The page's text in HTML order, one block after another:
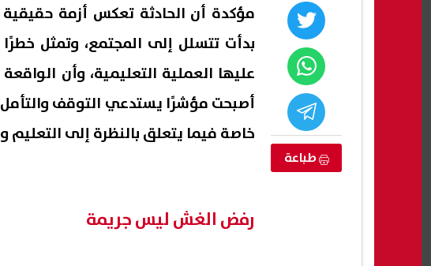
طباعة
مؤكدة أن الحادثة تعكس أزمة
بدأت تتسلل إلى المجتمع، وتمثل
عليها العملية التعليمية، وأن
أصبحت مؤشرًا يستدعي التوقف
خاصة فيما يتعلق بالنظرة إلى التعليم
رفض الغش ليس جريمة